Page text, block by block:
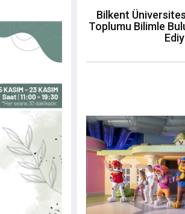
Bilkent
Toplumu Bilimle